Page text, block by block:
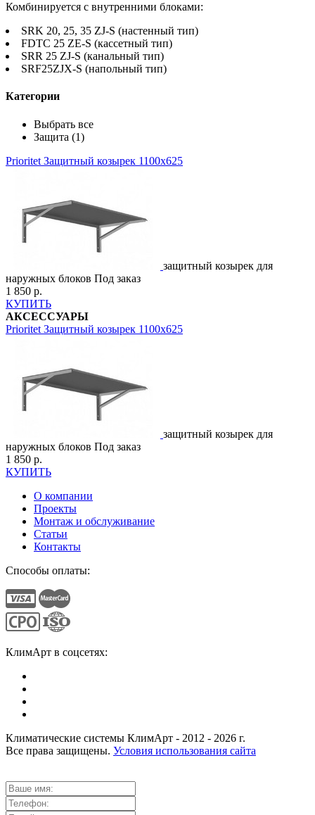
Комбинируется с внутренними блоками:
SRK 20, 25, 35 ZJ-S (настенный тип)
FDTC 25 ZE-S (кассетный тип)
SRR 25 ZJ-S (канальный тип)
SRF25ZJX-S (напольный тип)
Категории
Выбрать все
Защита (1)
Prioritet Защитный козырек 1100х625
защитный козырек для
наружных блоков Под заказ
1 850 р.
КУПИТЬ
АКСЕССУАРЫ
Prioritet Защитный козырек 1100х625
защитный козырек для
наружных блоков Под заказ
1 850 р.
КУПИТЬ
О компании
Проекты
Монтаж и обслуживание
Статьи
Контакты
Способы оплаты:
КлимАрт в соцсетях:
Климатические системы КлимАрт - 2012 - 2026 г.
Все права защищены. Условия использования сайта